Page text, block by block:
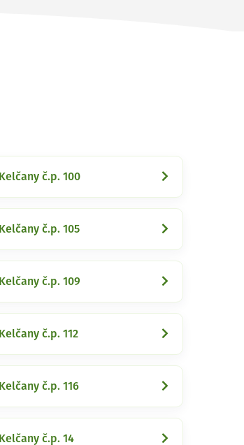
Kelčany č.p. 100
Kelčany č.p. 105
Kelčany č.p. 109
Kelčany č.p. 112
Kelčany č.p. 116
Kelčany č.p. 14